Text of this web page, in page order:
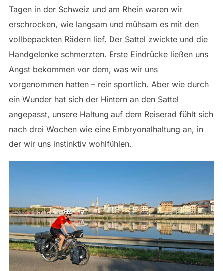
Tagen in der Schweiz und am Rhein waren wir
erschrocken, wie langsam und mühsam es mit den
vollbepackten Rädern lief. Der Sattel zwickte und die
Handgelenke schmerzten. Erste Eindrücke ließen uns
Angst bekommen vor dem, was wir uns
vorgenommen hatten – rein sportlich. Aber wie durch
ein Wunder hat sich der Hintern an den Sattel
angepasst, unsere Haltung auf dem Reiserad fühlt sich
nach drei Wochen wie eine Embryonalhaltung an, in
der wir uns instinktiv wohlfühlen.